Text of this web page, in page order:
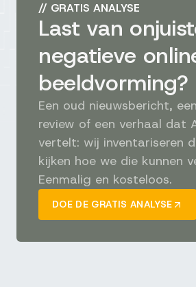
// GRATIS ANALYSE
Last van
negatieve
beeldvorming?
Een oud nieuwsbericht,
review of een verhaal dat
vertelt: wij inventariseren
kijken hoe we die kunnen
Eenmalig en kosteloos.
DOE DE GRATIS ANALYSE